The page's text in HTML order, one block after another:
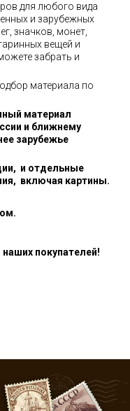
для любого вида
и зарубежных
значков, монет,
вещей и
забрать и
материала по
материал
и ближнему
зарубежье
и отдельные
включая картины.
покупателей!